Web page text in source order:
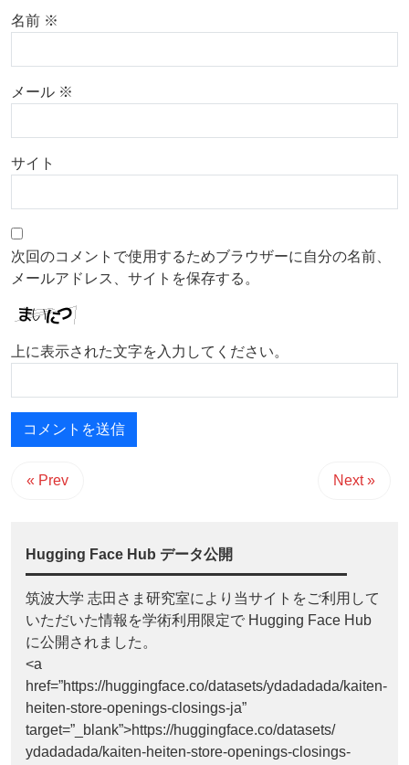
名前 ※
メール ※
サイト
次回のコメントで使用するためブラウザーに自分の名前、
メールアドレス、サイトを保存する。
上に表示された文字を入力してください。
« Prev Next »
Hugging Face Hub データ公開
筑波大学 志田さま研究室により当サイトをご利用して
いただいた情報を学術利用限定で Hugging Face Hub
に公開されました。
<a
href=”https://huggingface.co/datasets/ydadadada/kaiten-
heiten-store-openings-closings-ja”
target=”_blank”>https://huggingface.co/datasets/
ydadadada/kaiten-heiten-store-openings-closings-